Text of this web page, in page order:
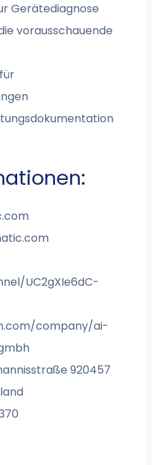
Gerätediagnose
vorausschauende
UC2gXIe6dC-
company/ai-
920457